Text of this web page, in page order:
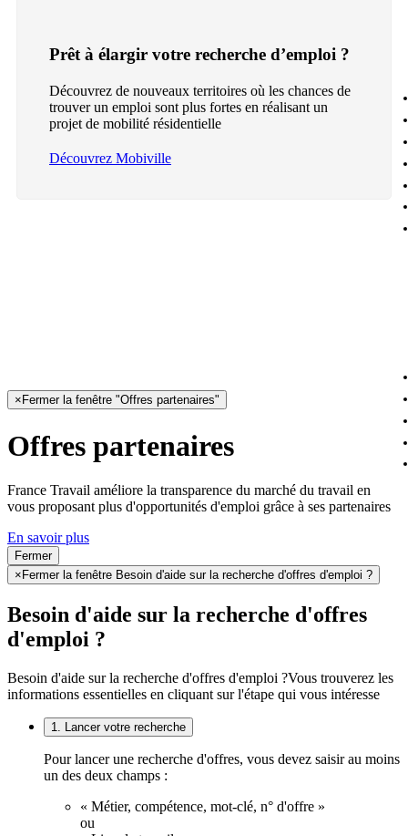
Prêt à élargir votre recherche d’emploi ?
Découvrez de nouveaux territoires où les chances de
trouver un emploi sont plus fortes en réalisant un
projet de mobilité résidentielle
Découvrez Mobiville
× Fermer la fenêtre "Offres partenaires"
Offres partenaires
France Travail améliore la transparence du marché du travail en
vous proposant plus d'opportunités d'emploi grâce à ses partenaires
En savoir plus
Fermer
× Fermer la fenêtre Besoin d'aide sur la recherche d'offres d'emploi ?
Besoin d'aide sur la recherche d'offres
d'emploi ?
Besoin d'aide sur la recherche d'offres d'emploi ?Vous trouverez les
informations essentielles en cliquant sur l'étape qui vous intéresse
1. Lancer votre recherche
Pour lancer une recherche d'offres, vous devez saisir au moins
un des deux champs :
« Métier, compétence, mot-clé, n° d'offre »
ou